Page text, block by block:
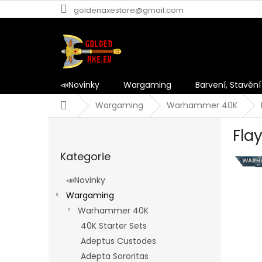
na
goldenaxestore@gmail.com
📣Novinky Wargaming Barvení, Stavění
DomůWargaming Warhammer 40K
kategorie
Kategorie
📣Novinky
Wargaming
Warhammer 40K
40K Starter Sets
Adeptus Custodes
Adepta Sororitas